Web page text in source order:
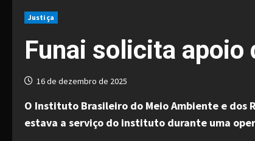
Justiça
Funai solicita apoio
16 de dezembro de 2025
O Instituto Brasileiro do Meio Ambiente e dos
estava a serviço do instituto durante uma